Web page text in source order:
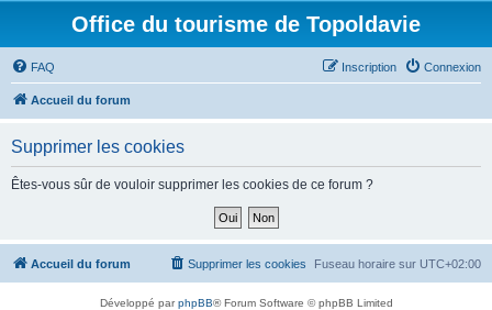
Office du tourisme de Topoldavie
FAQ Connexion
Inscription
Accueil du forum
Supprimer les cookies
Êtes-vous sûr de vouloir supprimer les cookies de ce forum ?
Accueil du forum Fuseau horaire sur UTC+02:00
Supprimer les cookies
Développé parphpBB® Forum Software © phpBB Limited